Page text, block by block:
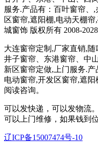
服务.产品有：百叶窗帘、
区窗帘,遮阳棚,电动天棚
城窗饰 版权所有 2008-2028
大连窗帘定制,厂家直销,随
井子窗帘、东港窗帘、中
新区窗帘定做,上门服务.
电动窗帘,开发区窗帘,遮
阅读咨询。
可以发快递，可以发物流
可以上门维修，如果钱到
辽ICP备15007474号-10